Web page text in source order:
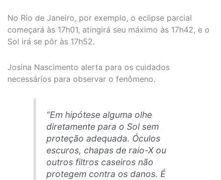
No Rio de Janeiro, por exemplo, o eclipse parcial
começará às 17h01, atingirá seu máximo às 17h42, e o
Sol irá se pôr às 17h52.
Josina Nascimento alerta para os cuidados
necessários para observar o fenômeno.
“Em hipótese alguma olhe
diretamente para o Sol sem
proteção adequada. Óculos
escuros, chapas de raio-X ou
outros filtros caseiros não
protegem contra os danos. É